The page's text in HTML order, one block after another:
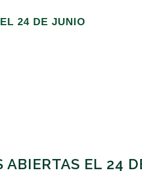
24 DE JUNIO
EL 24